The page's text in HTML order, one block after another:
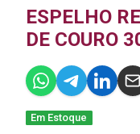
ESPELHO
DE COURO
Em Estoque